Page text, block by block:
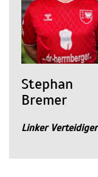
Stephan
Bremer
Linker Verteidiger